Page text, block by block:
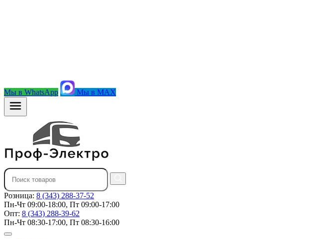
Мы в WhatsApp Мы в MAX
Розница: 8 (343) 288-37-52
Пн-Чт 09:00-18:00, Пт 09:00-17:00
Опт: 8 (343) 288-39-62
Пн-Чт 08:30-17:00, Пт 08:30-16:00